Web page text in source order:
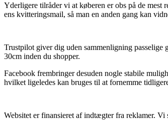
Yderligere tilråder vi at køberen er obs på de mest
ens kvitteringsmail, så man en anden gang kan
Trustpilot giver dig uden sammenligning passelige
30cm inden du shopper.
Facebook frembringer desuden nogle stabile
hvilket ligeledes kan bruges til at fornemme
Websitet er finansieret af indtægter fra reklamer. Vi